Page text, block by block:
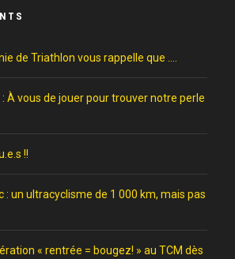
de Triathlon vous rappelle que ….
: À vous de jouer pour trouver notre perle
!!
: un ultracyclisme de 1 000 km, mais pas
« rentrée = bougez! » au TCM dès